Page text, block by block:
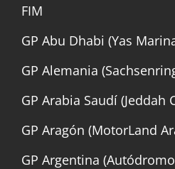
FIM
GP Abu Dhabi (Yas
GP Alemania
GP Arabia Saudí (Jeddah
GP Aragón (MotorLand
GP Argentina